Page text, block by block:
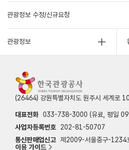
관광정보 수정/신규요청
관광정보
(26464) 강원특별자치도 원주시 세계로 10
대표전화 033-738-3000 (유료, 평일 09
사업자등록번호
202-81-50707
통신판매업신고 제2009-서울중구-1234
이용 가이드